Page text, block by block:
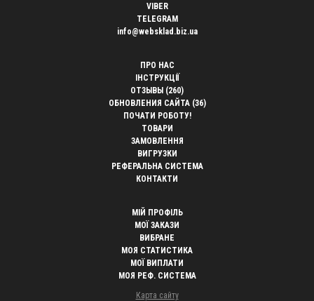
VIBER
TELEGRAM
info@websklad.biz.ua
ПРО НАС
ІНСТРУКЦІЇ
ОТЗЫВЫ (260)
ОБНОВЛЕНИЯ САЙТА (36)
ПОЧАТИ РОБОТУ!
ТОВАРИ
ЗАМОВЛЕННЯ
ВИГРУЗКИ
РЕФЕРАЛЬНА СИСТЕМА
КОНТАКТИ
МІЙ ПРОФІЛЬ
МОЇ ЗАКАЗИ
ВИБРАНЕ
МОЯ СТАТИСТИКА
МОЇ ВИПЛАТИ
МОЯ РЕФ. СИСТЕМА
Карта сайту